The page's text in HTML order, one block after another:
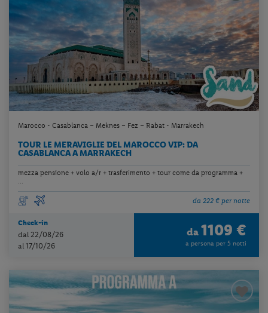
Marocco - Casablanca – Meknes – Fez – Rabat - Marrakech
TOUR LE MERAVIGLIE DEL MAROCCO VIP: DA
CASABLANCA A MARRAKECH
mezza pensione + volo a/r + trasferimento + tour come da programma +
da 222 € per notte
Check-in
dal 22/08/26
al 17/10/26
da 1109 €
a persona per 5 notti